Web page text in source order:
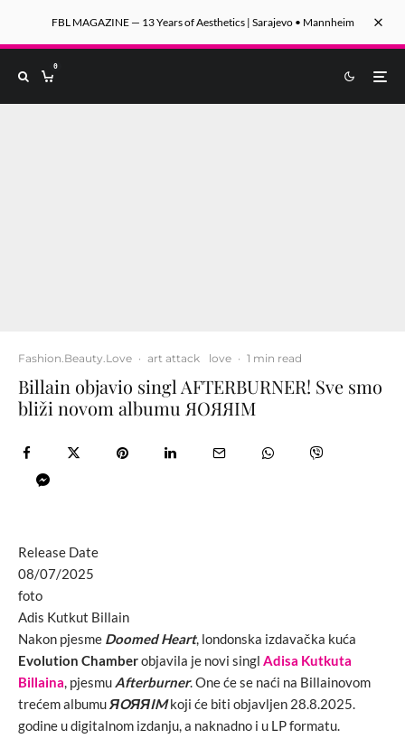
FBL MAGAZINE — 13 Years of Aesthetics | Sarajevo • Mannheim
0
Fashion.Beauty.Love · art attack love · 1 min read
Billain objavio singl AFTERBURNER! Sve smo
bliži novom albumu ЯOЯЯIM
Release Date
08/07/2025
foto
Adis Kutkut Billain
Nakon pjesme Doomed Heart, londonska izdavačka kuća
Evolution Chamberobjavila je novi singl Adisa Kutkuta
Billaina, pjesmu Afterburner. One će se naći na Billainovom
trećem albumuЯOЯЯIMkoji će biti objavljen 28.8.2025.
godine u digitalnom izdanju, a naknadno i u LP formatu.